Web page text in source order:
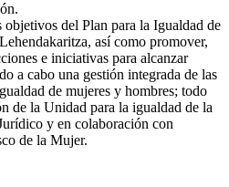
del Plan para la Igualdad de
así como promover,
e iniciativas para alcanzar
a cabo una gestión integrada de las
de mujeres y hombres; todo
de la Unidad para la igualdad de la
y en colaboración con
de la Mujer.